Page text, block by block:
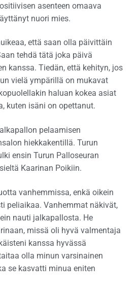
asenteen omaava
nuori mies.
että saan olla päivittäin
tehdä tätä joka päivä
kanssa. Tiedän, että kehityn, jos
vielä ympärillä on mukavat
haluan kokea asiat
kuten isäni on opettanut.
pelaamisen
hiekkakentillä. Turun
ensin Turun Palloseuran
Kaarinan Poikiin.
vanhemmissa, enkä oikein
peliaikaa. Vanhemmat näkivät,
nauti jalkapallosta. He
missä oli hyvä valmentaja
kanssa hyvässä
olla minun varsinainen
se kasvatti minua eniten